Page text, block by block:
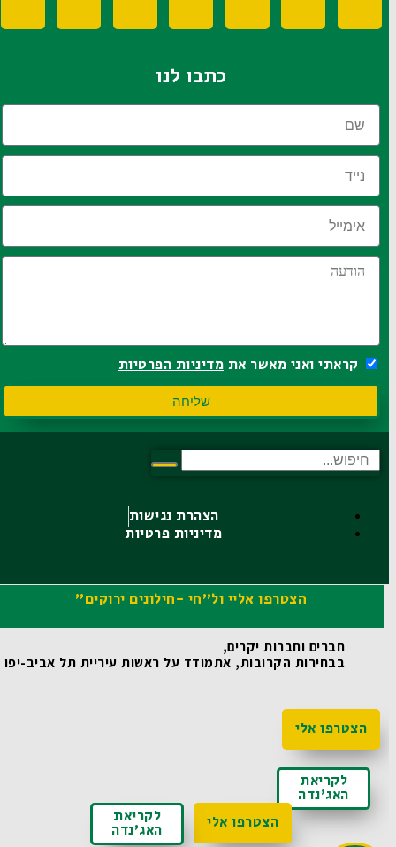
כתבו לנו
קראתי ואני מאשר אתמדיניות הפרטיות
שליחה
הצהרת נגישות
מדיניות פרטיות
הצטרפו אליי ול"חי -חילונים ירוקים"
חברים וחברות יקרים,
בבחירות הקרובות, אתמודד על ראשות עיריית תל אביב-יפו
הצטרפו אלי
לקריאת
האג'נדה
הצטרפו אלי
לקריאת
האג'נדה